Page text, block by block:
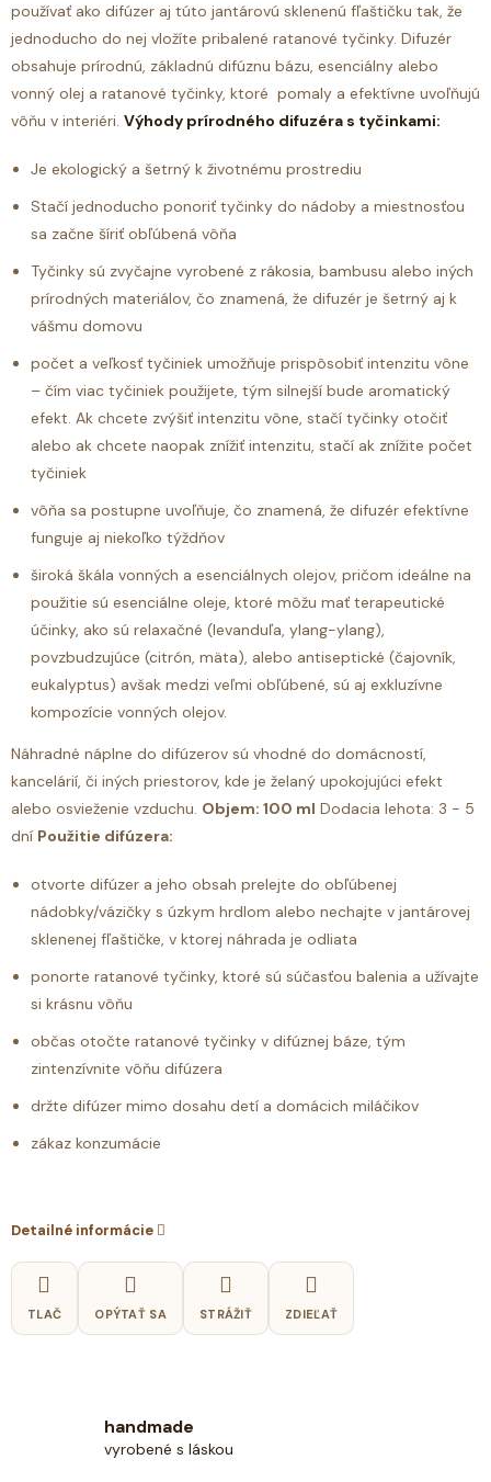
používať ako difúzer aj túto jantárovú sklenenú fľaštičku tak, že
jednoducho do nej vložíte pribalené ratanové tyčinky. Difuzér
obsahuje prírodnú, základnú difúznu bázu, esenciálny alebo
vonný olej a ratanové tyčinky, ktoré pomaly a efektívne uvoľňujú
vôňu v interiéri. Výhody prírodného difuzéra s tyčinkami:
Je ekologický a šetrný k životnému prostrediu
Stačí jednoducho ponoriť tyčinky do nádoby a miestnosťou
sa začne šíriť obľúbená vôňa
Tyčinky sú zvyčajne vyrobené z rákosia, bambusu alebo iných
prírodných materiálov, čo znamená, že difuzér je šetrný aj k
vášmu domovu
počet a veľkosť tyčiniek umožňuje prispôsobiť intenzitu vône
– čím viac tyčiniek použijete, tým silnejší bude aromatický
efekt. Ak chcete zvýšiť intenzitu vône, stačí tyčinky otočiť
alebo ak chcete naopak znížiť intenzitu, stačí ak znížite počet
tyčiniek
vôňa sa postupne uvoľňuje, čo znamená, že difuzér efektívne
funguje aj niekoľko týždňov
široká škála vonných a esenciálnych olejov, pričom ideálne na
použitie sú esenciálne oleje, ktoré môžu mať terapeutické
účinky, ako sú relaxačné (levanduľa, ylang-ylang),
povzbudzujúce (citrón, mäta), alebo antiseptické (čajovník,
eukalyptus) avšak medzi veľmi obľúbené, sú aj exkluzívne
kompozície vonných olejov.
Náhradné náplne do difúzerov sú vhodné do domácností,
kancelárií, či iných priestorov, kde je želaný upokojujúci efekt
alebo osvieženie vzduchu. Objem: 100 ml Dodacia lehota: 3 - 5
dní Použitie difúzera:
otvorte difúzer a jeho obsah prelejte do obľúbenej
nádobky/vázičky s úzkym hrdlom alebo nechajte v jantárovej
sklenenej fľaštičke, v ktorej náhrada je odliata
ponorte ratanové tyčinky, ktoré sú súčasťou balenia a užívajte
si krásnu vôňu
občas otočte ratanové tyčinky v difúznej báze, tým
zintenzívnite vôňu difúzera
držte difúzer mimo dosahu detí a domácich miláčikov
zákaz konzumácie
Detailné informácie
TLAČ OPÝTAŤ SA STRÁŽIŤ ZDIEĽAŤ
handmade
vyrobené s láskou